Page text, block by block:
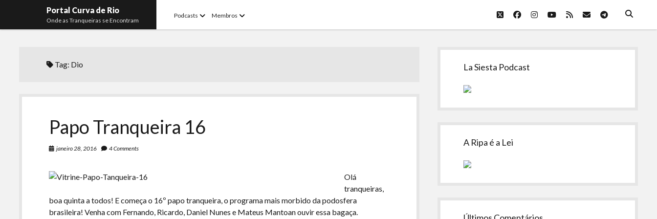
Portal Curva de Rio
Onde as Tranqueiras se Encontram
Podcasts openMembros open
twitterfacebookinstagram
youtube
rss emailtelegram
Tag: Dio
Papo Tranqueira 16
janeiro 28, 2016 4 Comments
Olá
tranqueiras,
boa quinta a todos! E começa o 16º papo tranqueira, o programa mais morbido da podosfera
brasileira! Venha com Fernando, Ricardo, Daniel Nunes e Mateus Mantoan ouvir essa bagaça.
Sidebar
La Siesta Podcast
A Ripa é a Lei